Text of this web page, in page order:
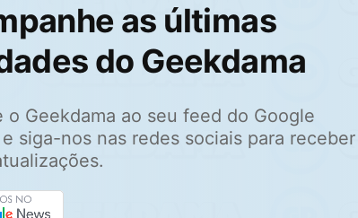
as últimas
do Geekdama
o Geekdama ao seu feed do Google
siga-nos nas redes sociais para receber